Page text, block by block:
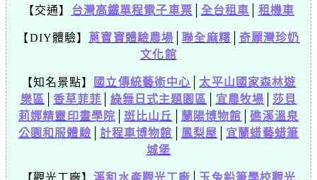
【交通】 台灣高鐵單程電子車票 全台租車 租機車
【DIY體驗】 蔥寶寶體驗農場 │聯全麻糬
奇麗灣珍奶
文化館
【知名景點】 國立傳統藝術中心
太平山國家森林遊
樂區
香草菲菲 綠舞日式主題園區 宜農牧場 │莎貝
莉娜精靈印畫學院 │斑比山丘 蘭陽博物館 │礁溪溫泉
公園和服體驗
計程車博物館 鳳梨屋
宜蘭蜡藝蜡筆
城堡
【觀光工廠】溪和水產觀光工廠 玉兔鉛筆學校觀光